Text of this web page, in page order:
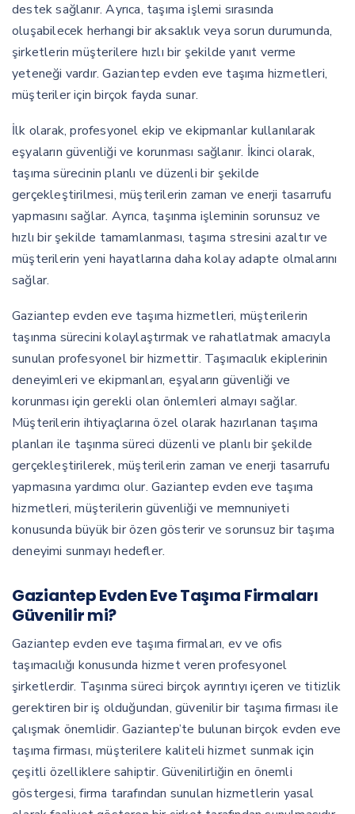
destek sağlanır. Ayrıca, taşıma işlemi sırasında
oluşabilecek herhangi bir aksaklık veya sorun durumunda,
şirketlerin müşterilere hızlı bir şekilde yanıt verme
yeteneği vardır. Gaziantep evden eve taşıma hizmetleri,
müşteriler için birçok fayda sunar.
İlk olarak, profesyonel ekip ve ekipmanlar kullanılarak
eşyaların güvenliği ve korunması sağlanır. İkinci olarak,
taşıma sürecinin planlı ve düzenli bir şekilde
gerçekleştirilmesi, müşterilerin zaman ve enerji tasarrufu
yapmasını sağlar. Ayrıca, taşınma işleminin sorunsuz ve
hızlı bir şekilde tamamlanması, taşıma stresini azaltır ve
müşterilerin yeni hayatlarına daha kolay adapte olmalarını
sağlar.
Gaziantep evden eve taşıma hizmetleri, müşterilerin
taşınma sürecini kolaylaştırmak ve rahatlatmak amacıyla
sunulan profesyonel bir hizmettir. Taşımacılık ekiplerinin
deneyimleri ve ekipmanları, eşyaların güvenliği ve
korunması için gerekli olan önlemleri almayı sağlar.
Müşterilerin ihtiyaçlarına özel olarak hazırlanan taşıma
planları ile taşınma süreci düzenli ve planlı bir şekilde
gerçekleştirilerek, müşterilerin zaman ve enerji tasarrufu
yapmasına yardımcı olur. Gaziantep evden eve taşıma
hizmetleri, müşterilerin güvenliği ve memnuniyeti
konusunda büyük bir özen gösterir ve sorunsuz bir taşıma
deneyimi sunmayı hedefler.
Gaziantep Evden Eve Taşıma Firmaları
Güvenilir mi?
Gaziantep evden eve taşıma firmaları, ev ve ofis
taşımacılığı konusunda hizmet veren profesyonel
şirketlerdir. Taşınma süreci birçok ayrıntıyı içeren ve titizlik
gerektiren bir iş olduğundan, güvenilir bir taşıma firması ile
çalışmak önemlidir. Gaziantep’te bulunan birçok evden eve
taşıma firması, müşterilere kaliteli hizmet sunmak için
çeşitli özelliklere sahiptir. Güvenilirliğin en önemli
göstergesi, firma tarafından sunulan hizmetlerin yasal